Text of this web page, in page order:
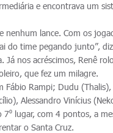
e encontrava um
nenhum lance. Com os
do time pegando junto”,
Já nos acréscimos, Renê
que fez um milagre.
Fábio Rampi; Dudu
Alessandro Vinícius
lugar, com 4 pontos, a
o Santa Cruz.